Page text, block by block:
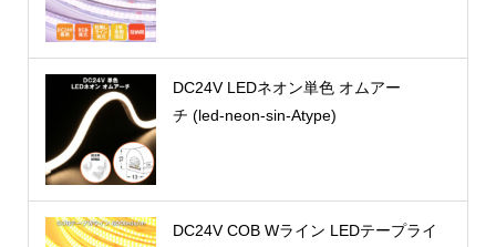
DC24V LEDネオン単色 オムアー
チ (led-neon-sin-Atype)
DC24V COB Wライン LEDテープライ